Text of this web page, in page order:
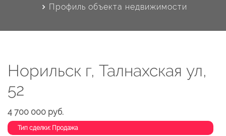
Профиль объекта недвижимости
Норильск г, Талнахская ул,
52
4 700 000 руб.
Тип сделки: Продажа